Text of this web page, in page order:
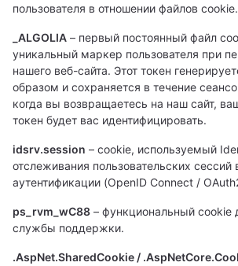
пользователя в отношении файлов cookie.
_ALGOLIA – первый постоянный файл
уникальный маркер пользователя при
нашего веб-сайта. Этот токен
образом и сохраняется в течение
когда вы возвращаетесь на наш сайт,
токен будет вас идентифицировать.
idsrv.session – cookie, используемый
отслеживания пользовательских сессий
аутентификации (OpenID Connect /
ps_rvm_wC88 – функциональный cookie
службы поддержки.
.AspNet.SharedCookie /